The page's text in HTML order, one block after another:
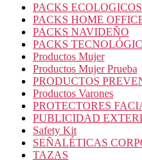
PACKS ECOLOGICOS
PACKS HOME
PACKS NAVIDEÑO
PACKS
Productos Mujer
Productos Mujer Prueba
PRODUCTOS
Productos Varones
PROTECTORES
PUBLICIDAD
Safety Kit
SEÑALÉTICAS
TAZAS